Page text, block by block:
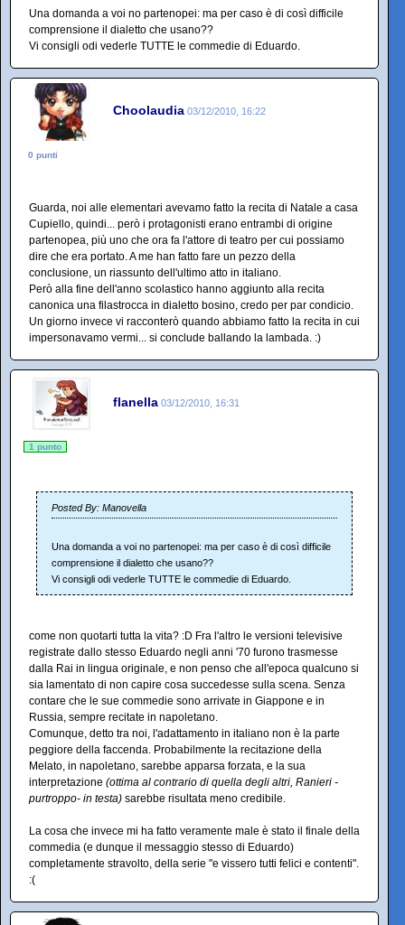
Una domanda a voi no partenopei: ma per caso è di così difficile
comprensione il dialetto che usano??
Vi consigli odi vederle TUTTE le commedie di Eduardo.
Choolaudia 03/12/2010, 16:22
0 punti
Guarda, noi alle elementari avevamo fatto la recita di Natale a casa
Cupiello, quindi... però i protagonisti erano entrambi di origine
partenopea, più uno che ora fa l'attore di teatro per cui possiamo
dire che era portato. A me han fatto fare un pezzo della
conclusione, un riassunto dell'ultimo atto in italiano.
Però alla fine dell'anno scolastico hanno aggiunto alla recita
canonica una filastrocca in dialetto bosino, credo per par condicio.
Un giorno invece vi racconterò quando abbiamo fatto la recita in cui
impersonavamo vermi... si conclude ballando la lambada. :)
flanella 03/12/2010, 16:31
1 punto
Posted By: Manovella
Una domanda a voi no partenopei: ma per caso è di così difficile
comprensione il dialetto che usano??
Vi consigli odi vederle TUTTE le commedie di Eduardo.
come non quotarti tutta la vita? :D Fra l'altro le versioni televisive
registrate dallo stesso Eduardo negli anni '70 furono trasmesse
dalla Rai in lingua originale, e non penso che all'epoca qualcuno si
sia lamentato di non capire cosa succedesse sulla scena. Senza
contare che le sue commedie sono arrivate in Giappone e in
Russia, sempre recitate in napoletano.
Comunque, detto tra noi, l'adattamento in italiano non è la parte
peggiore della faccenda. Probabilmente la recitazione della
Melato, in napoletano, sarebbe apparsa forzata, e la sua
interpretazione (ottima al contrario di quella degli altri, Ranieri -
purtroppo- in testa) sarebbe risultata meno credibile.
La cosa che invece mi ha fatto veramente male è stato il finale della
commedia (e dunque il messaggio stesso di Eduardo)
completamente stravolto, della serie "e vissero tutti felici e contenti".
:(